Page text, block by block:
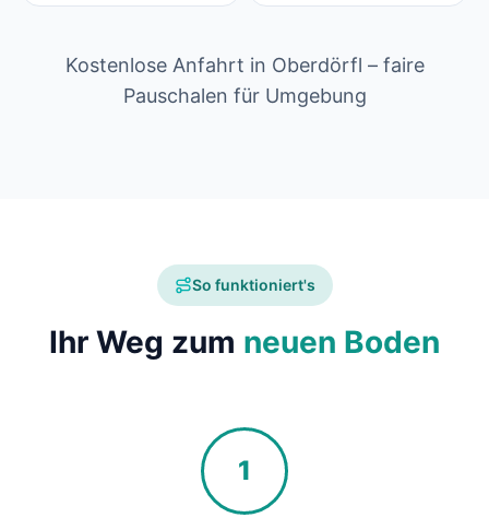
Kostenlose Anfahrt in Oberdörfl – faire
Pauschalen für Umgebung
So funktioniert's
Ihr Weg zum neuen Boden
1